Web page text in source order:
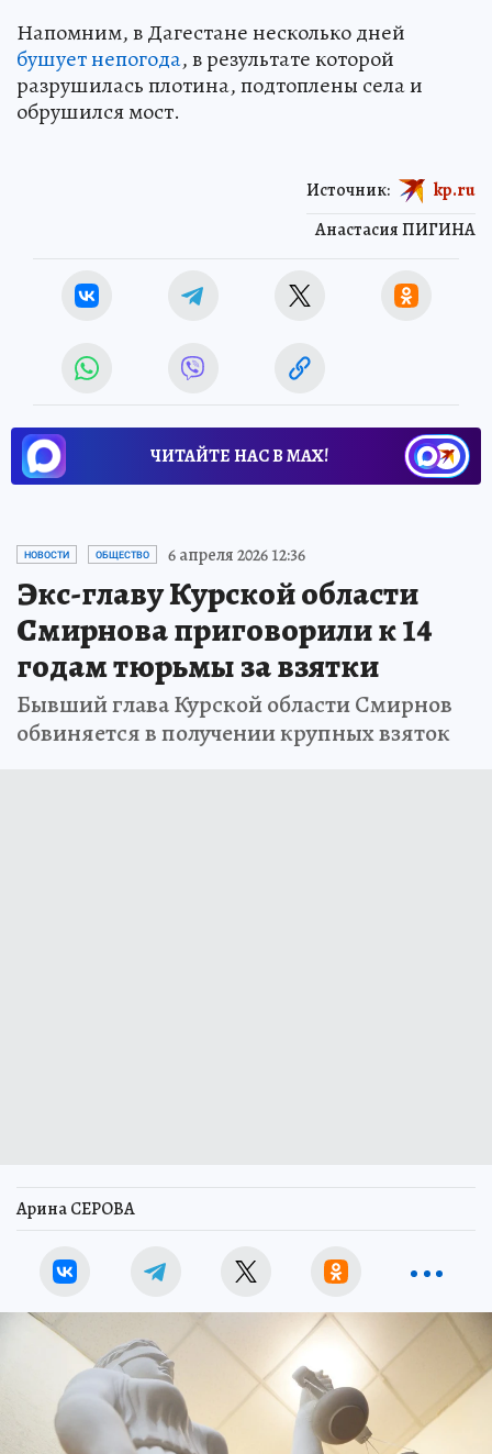
Напомним, в Дагестане несколько дней
бушует непогода, в результате которой
разрушилась плотина, подтоплены села и
обрушился мост.
Анастасия ПИГИНА
Источник: kp.ru
ЧИТАЙТЕ НАС В МАХ!
НОВОСТИ ОБЩЕСТВО 6 апреля 2026 12:36
Экс-главу Курской области
Смирнова приговорили к 14
годам тюрьмы за взятки
Бывший глава Курской области Смирнов
обвиняется в получении крупных взяток
Арина СЕРОВА